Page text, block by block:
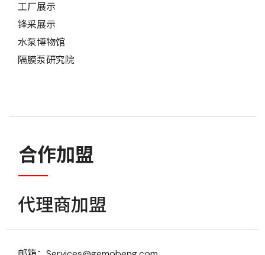
工厂展示
锋采展示
水泵博物馆
隔膜泵研究院
合作加盟
代理商加盟